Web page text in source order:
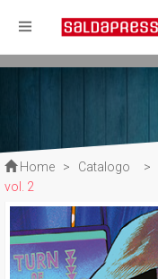
Home > Catalogo >
vol. 2